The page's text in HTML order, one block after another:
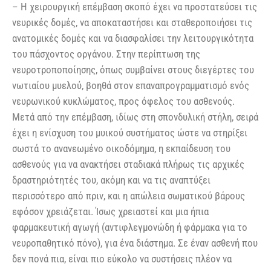
– Η χειρουργική επέμβαση σκοπό έχει να προστατεύσει τις
νευρικές δομές, να αποκαταστήσει και σταθεροποιήσει τις
ανατομικές δομές και να διασφαλίσει την λειτουργικότητα
του πάσχοντος οργάνου. Στην περίπτωση της
νευροτροποποίησης, όπως συμβαίνει στους διεγέρτες του
νωτιαίου μυελού, βοηθά στον επαναπρογραμματισμό ενός
νευρωνικού κυκλώματος, προς όφελος του ασθενούς.
Μετά από την επέμβαση, ιδίως στη σπονδυλική στήλη, σειρά
έχει η ενίσχυση του μυικού συστήματος ώστε να στηρίξει
σωστά το ανανεωμένο οικοδόμημα, η εκπαίδευση του
ασθενούς για να ανακτήσει σταδιακά πλήρως τις αρχικές
δραστηριότητές του, ακόμη και να τις αναπτύξει
περισσότερο από πριν, και η απώλεια σωματικού βάρους
εφόσον χρειάζεται. Ίσως χρειαστεί και μια ήπια
φαρμακευτική αγωγή (αντιφλεγμονώδη ή φάρμακα για το
νευροπαθητικό πόνο), για ένα διάστημα. Σε έναν ασθενή που
δεν πονά πια, είναι πιο εύκολο να συστήσεις πλέον να